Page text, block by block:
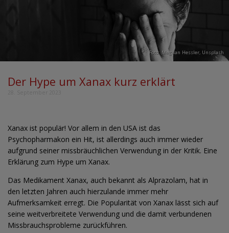
Foto: Meghan Hessler, Unsplash
Der Hype um Xanax kurz erklärt
Xanax ist populär! Vor allem in den USA ist das
Psychopharmakon ein Hit, ist allerdings auch immer wieder
aufgrund seiner missbräuchlichen Verwendung in der Kritik. Eine
Erklärung zum Hype um Xanax.
Das Medikament Xanax, auch bekannt als Alprazolam, hat in
den letzten Jahren auch hierzulande immer mehr
Aufmerksamkeit erregt. Die Popularität von Xanax lässt sich auf
seine weitverbreitete Verwendung und die damit verbundenen
Missbrauchsprobleme zurückführen.